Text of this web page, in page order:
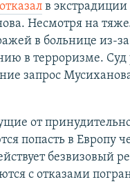
отказалв экстрадиции
Несмотря на
в больнице из-
в терроризме. Суд
запрос
от
попасть в Европу
безвизовый
с отказами